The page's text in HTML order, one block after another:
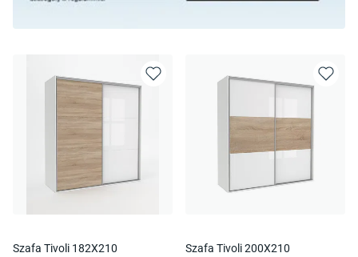
Szafa Tivoli 182X210
Szafa Tivoli 200X210